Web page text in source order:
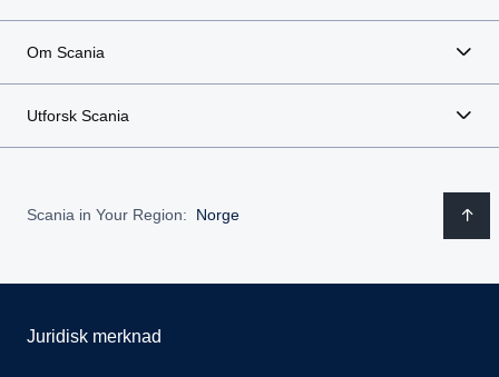
Om Scania
Utforsk Scania
Scania in Your Region: Norge
Juridisk merknad